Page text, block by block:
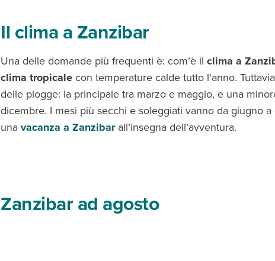
Il clima a Zanzibar
Una delle domande più frequenti è: com’è il clima a
clima tropicale con temperature calde tutto l'anno.
delle piogge: la principale tra marzo e maggio, e una
dicembre. I mesi più secchi e soleggiati vanno da giugno
unavacanza a Zanzibarall’insegna dell’avventura.
Zanzibar ad agosto